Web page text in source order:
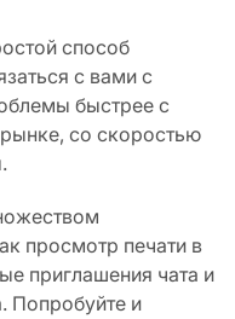
способ
с вами с
быстрее с
со скоростью
просмотр печати в
приглашения чата и
Попробуйте и